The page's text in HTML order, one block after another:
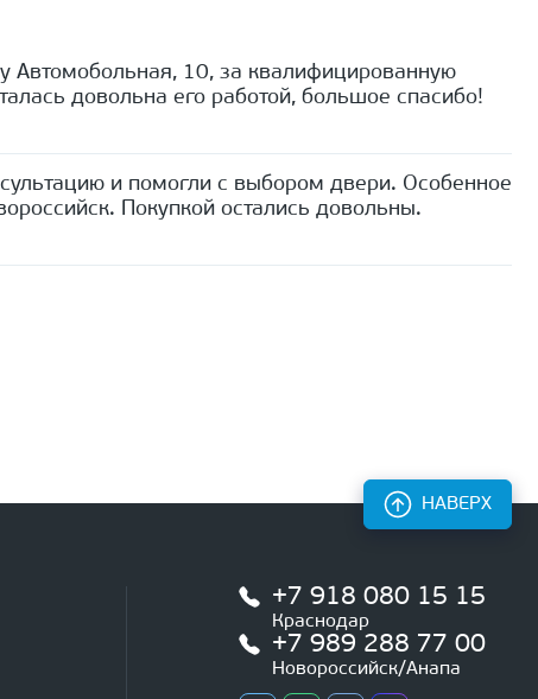
10, за квалифицированную
довольна его работой, большое спасибо!
и помогли с выбором двери. Особенное
Покупкой остались довольны.
+7 918 080 15 15
Краснодар
+7 989 288 77 00
Новороссийск/Анапа
НАВЕРХ